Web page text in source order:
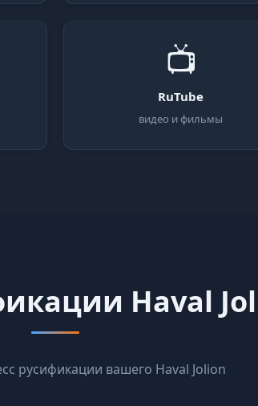
📺
RuTube
видео и фильмы
Haval
русификации вашего Haval Jolion